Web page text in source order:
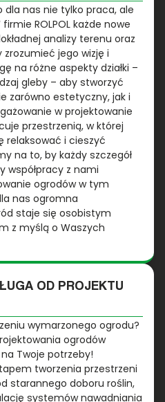
nas nie tylko praca, ale
ROLPOL każde nowe
analizy terenu oraz
jego wizję i
na różne aspekty działki –
gleby – aby stworzyć
zarówno estetyczny, jak i
w projektowanie
przestrzenią, w której
relaksować i cieszyć
na to, by każdy szczegół
współpracy z nami
ogrodów w tym
nas ogromna
staje się osobistym
z myślą o Waszych
OD PROJEKTU
wymarzonego ogrodu?
ogrodów
Twoje potrzeby!
tworzenia przestrzeni
starannego doboru roślin,
systemów nawadniania